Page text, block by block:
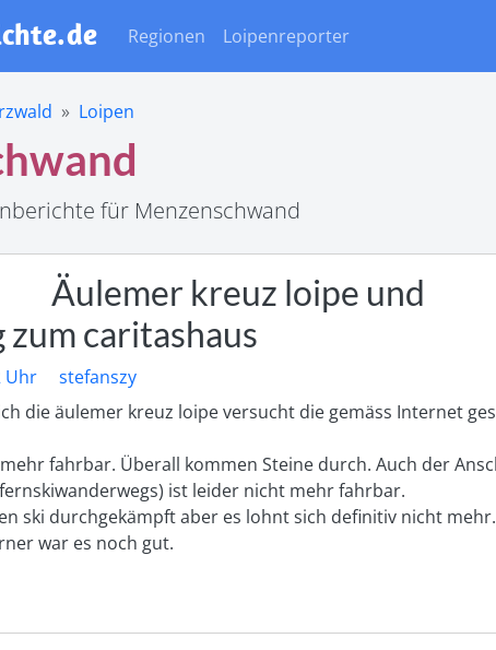
Regionen Loipenreporter
Loipen
für Menzenschwand
Äulemer kreuz loipe und
caritashaus
Uhr
stefanszy
die äulemer kreuz loipe versucht die gemäss Internet
fahrbar. Überall kommen Steine durch. Auch der
ist leider nicht mehr fahrbar.
ski durchgekämpft aber es lohnt sich definitiv nicht mehr.
war es noch gut.